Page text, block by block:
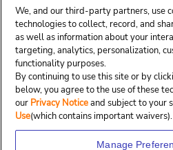
Partenaires de Budget
We, and our third-party partners, use
technologies to collect, record, and
as well as information about your
targeting, analytics, personalization,
functionality purposes.
By continuing to use this site or by
below, you agree to the use of these
our Privacy Noticeand subject to your
Use(which contains important waivers).
Manage